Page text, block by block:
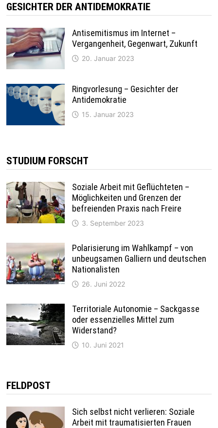
GESICHTER DER ANTIDEMOKRATIE
Antisemitismus im Internet –
Vergangenheit, Gegenwart, Zukunft
20. Januar 2023
Ringvorlesung – Gesichter der
Antidemokratie
15. Januar 2023
STUDIUM FORSCHT
Soziale Arbeit mit Geflüchteten –
Möglichkeiten und Grenzen der
befreienden Praxis nach Freire
3. September 2023
Polarisierung im Wahlkampf – von
unbeugsamen Galliern und deutschen
Nationalisten
26. Juni 2022
Territoriale Autonomie – Sackgasse
oder essenzielles Mittel zum
Widerstand?
10. Juni 2021
FELDPOST
Sich selbst nicht verlieren: Soziale
Arbeit mit traumatisierten Frauen